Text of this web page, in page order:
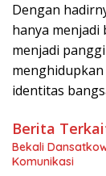
Dengan
hanya menjadi
menjadi
identitas
Berita
Bekali
Komunikasi